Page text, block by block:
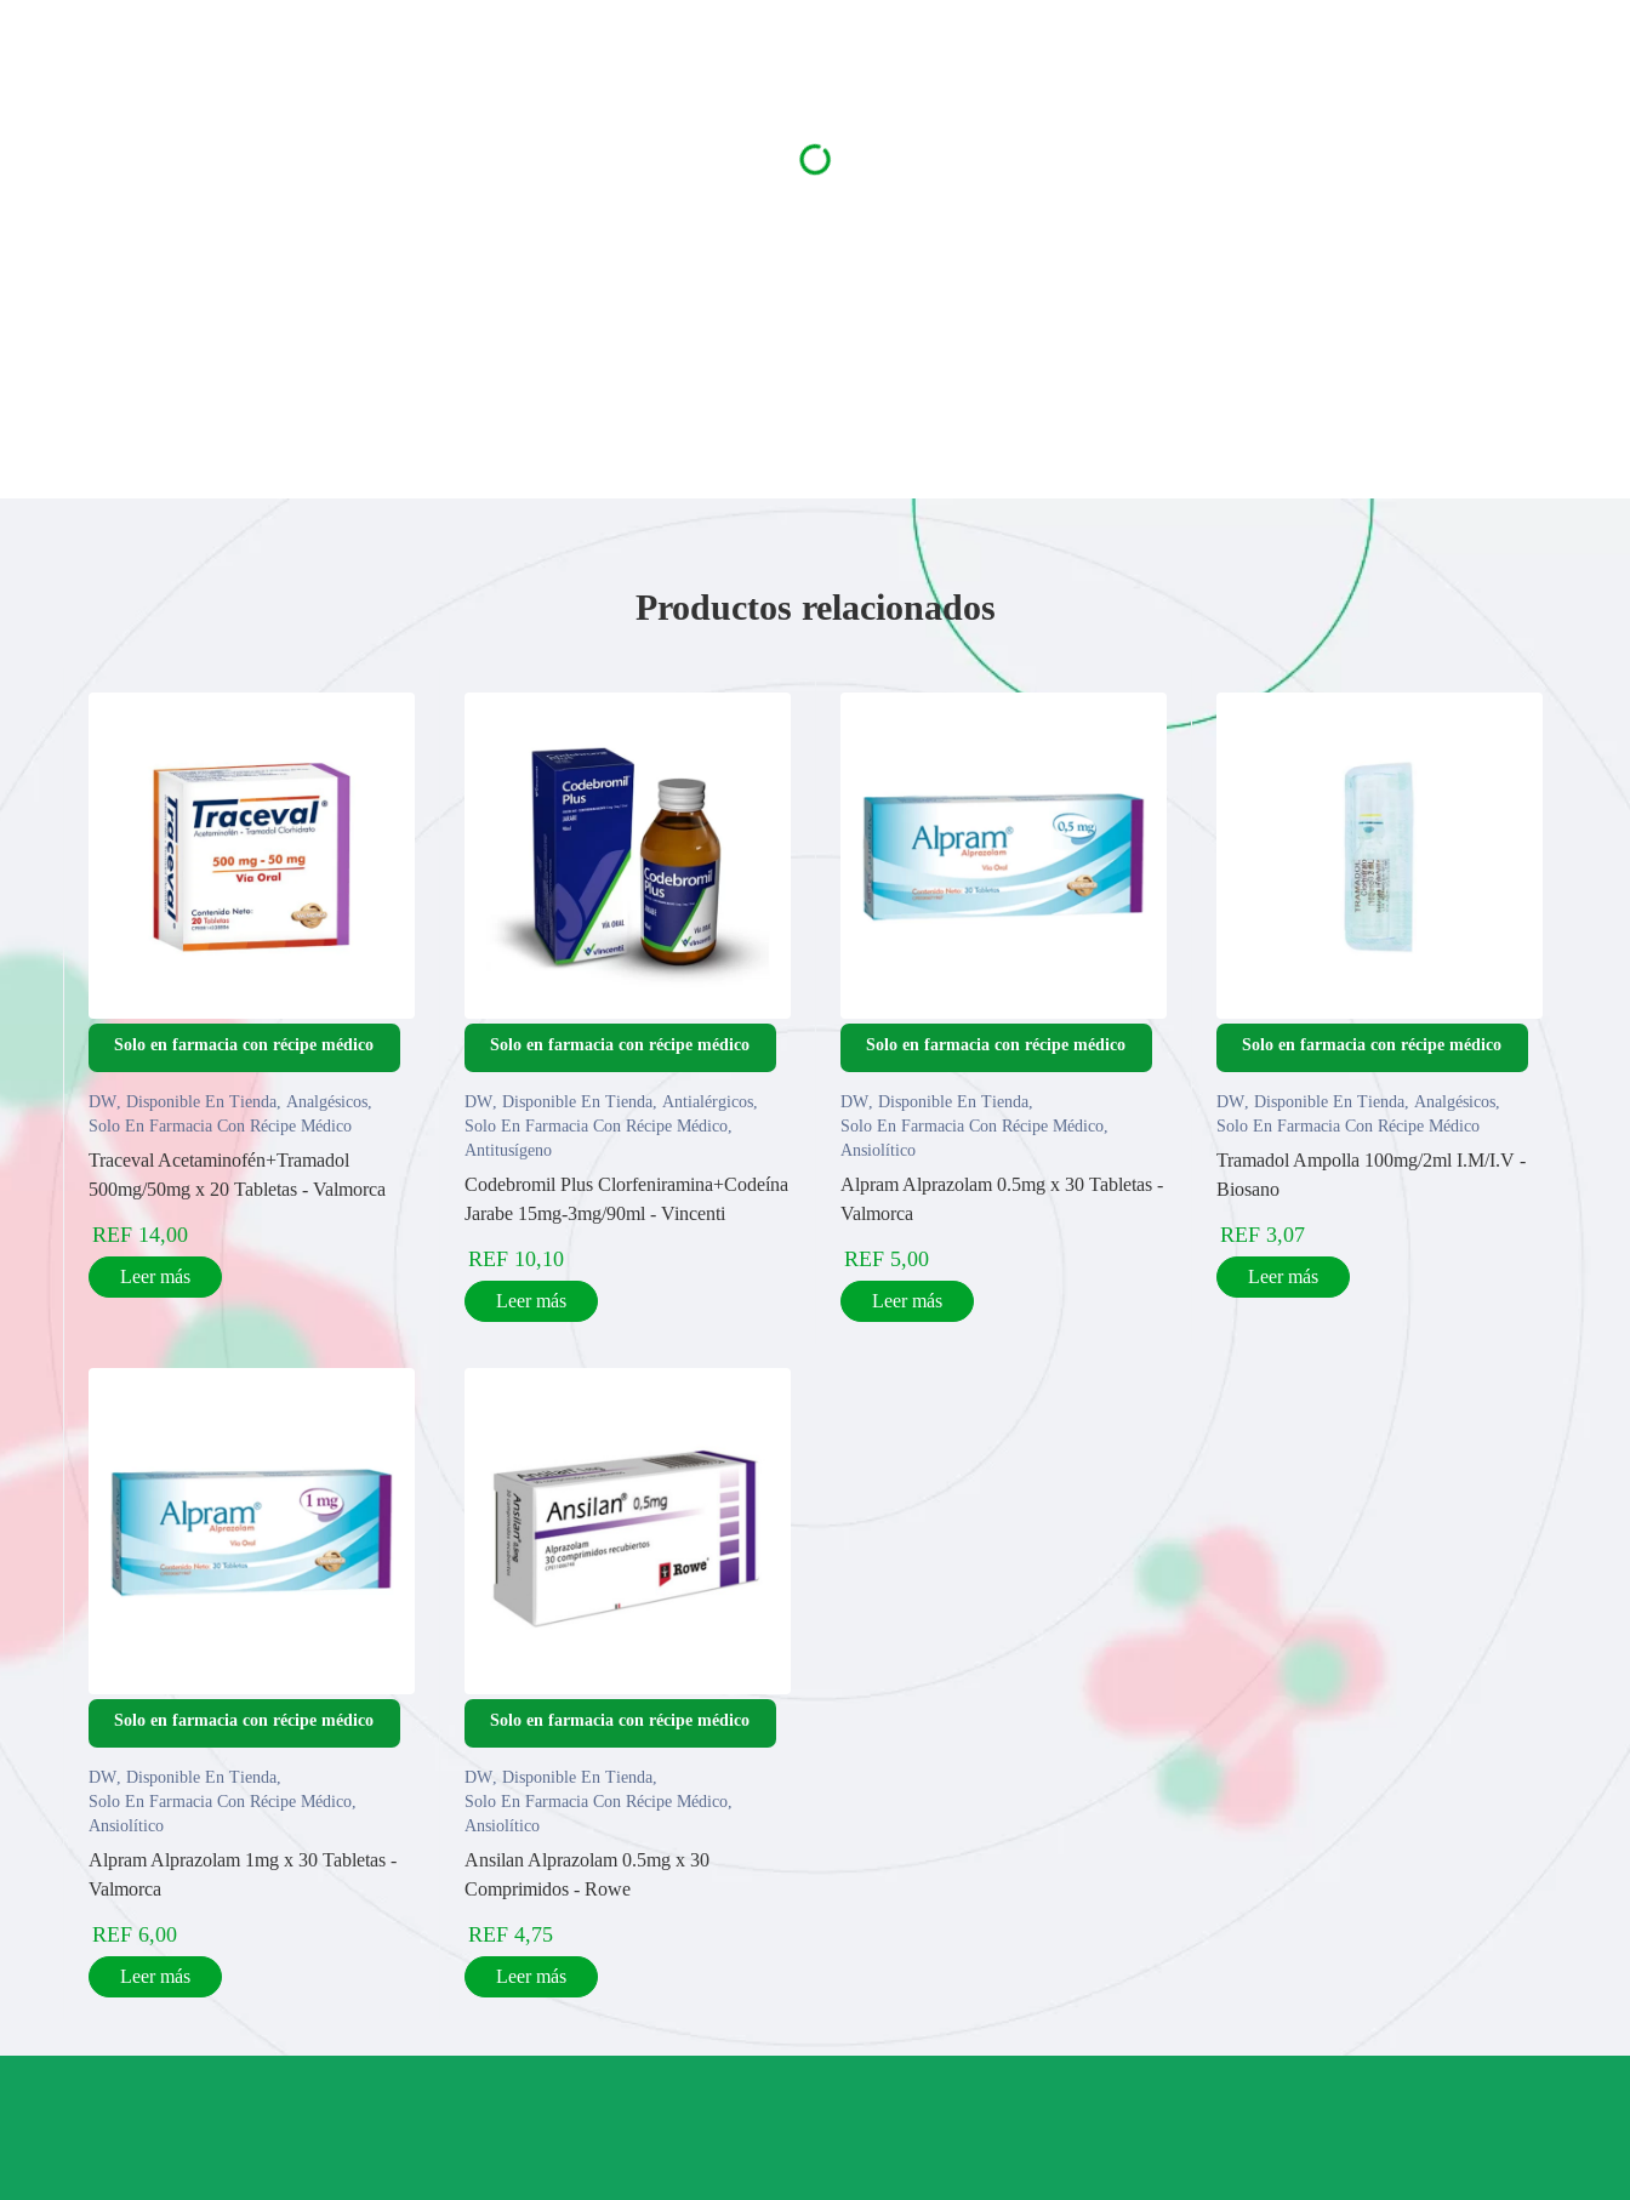
Productos relacionados
DW Disponible En Tienda Analgésicos
Solo En Farmacia Con Récipe Médico
Traceval Acetaminofén+Tramadol
500mg/50mg x 20 Tabletas - Valmorca
REF 14,00
Leer más
DW Disponible En Tienda Antialérgicos
Solo En Farmacia Con Récipe Médico
Antitusígeno
Codebromil Plus Clorfeniramina+Codeína
Jarabe 15mg-3mg/90ml - Vincenti
REF 10,10
Leer más
DW Disponible En Tienda
Solo En Farmacia Con Récipe Médico
Ansiolítico
Alpram Alprazolam 0.5mg x 30 Tabletas -
Valmorca
REF 5,00
Leer más
DW Disponible En Tienda Analgésicos
Solo En Farmacia Con Récipe Médico
Tramadol Ampolla 100mg/2ml I.M/I.V -
Biosano
REF 3,07
Leer más
DW Disponible En Tienda
Solo En Farmacia Con Récipe Médico
Ansiolítico
Alpram Alprazolam 1mg x 30 Tabletas -
Valmorca
REF 6,00
Leer más
DW Disponible En Tienda
Solo En Farmacia Con Récipe Médico
Ansiolítico
Ansilan Alprazolam 0.5mg x 30
Comprimidos - Rowe
REF 4,75
Leer más